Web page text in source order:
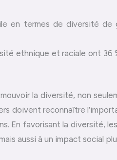
en termes de diversité
ethnique et raciale ont 36
la diversité, non
doivent reconnaître
En favorisant la diversité,
aussi à un impact social